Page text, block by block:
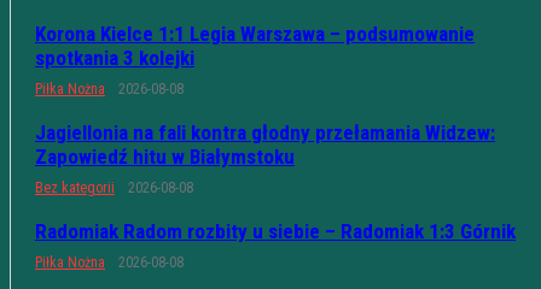
Korona Kielce 1:1 Legia Warszawa – podsumowanie
spotkania 3 kolejki
Piłka Nożna 2026-08-08
Jagiellonia na fali kontra głodny przełamania Widzew:
Zapowiedź hitu w Białymstoku
Bez kategorii 2026-08-08
Radomiak Radom rozbity u siebie – Radomiak 1:3 Górnik
Piłka Nożna 2026-08-08